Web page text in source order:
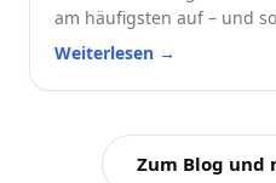
am häufigsten auf – und
praktische Checkliste für
Weiterlesen →
Zum Blog und